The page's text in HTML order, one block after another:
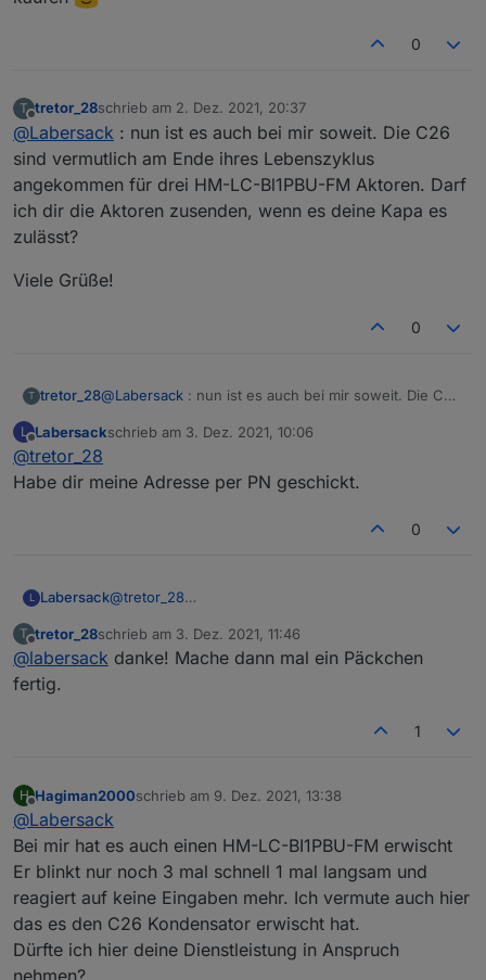
0
T
Offline
tretor_28schrieb am 2. Dez. 2021, 20:37
zuletzt editiert von
@Labersack : nun ist es auch bei mir soweit. Die C26
sind vermutlich am Ende ihres Lebenszyklus
angekommen für drei HM-LC-Bl1PBU-FM Aktoren. Darf
ich dir die Aktoren zusenden, wenn es deine Kapa es
zulässt?
Viele Grüße!
0
T tretor_28@Labersack : nun ist es auch bei mir soweit. Die C26
angekommen für drei HM-LC-Bl1PBU-FM Aktoren.
Darf ich dir die Aktoren zusenden, wenn es deine
Kapa es zulässt?
Viele Grüße!
L
Offline
Labersackschrieb am 3. Dez. 2021, 10:06
zuletzt editiert von
@tretor_28
Habe dir meine Adresse per PN geschickt.
0
L Labersack@tretor_28
T
Offline
tretor_28schrieb am 3. Dez. 2021, 11:46
zuletzt editiert von
@labersack danke! Mache dann mal ein Päckchen
fertig.
1
H
Offline
Hagiman2000schrieb am 9. Dez. 2021, 13:38
zuletzt editiert von
@Labersack
Bei mir hat es auch einen HM-LC-BI1PBU-FM erwischt
Er blinkt nur noch 3 mal schnell 1 mal langsam und
reagiert auf keine Eingaben mehr. Ich vermute auch hier
das es den C26 Kondensator erwischt hat.
Dürfte ich hier deine Dienstleistung in Anspruch